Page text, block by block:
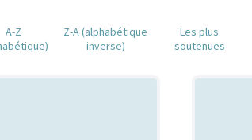
A-Z
Z-A (alphabétique
inverse)
Les plus
soutenues